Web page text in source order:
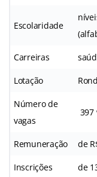
Escolaridade
Carreiras
Lotação
Número de
vagas
397
Remuneração de
Inscrições de